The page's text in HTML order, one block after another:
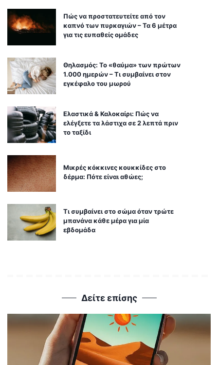
Πώς να προστατευτείτε από τον
καπνό των πυρκαγιών – Τα 6 μέτρα
για τις ευπαθείς ομάδες
Θηλασμός: Το «θαύμα» των πρώτων
1.000 ημερών – Τι συμβαίνει στον
εγκέφαλο του μωρού
Ελαστικά & Καλοκαίρι: Πώς να
ελέγξετε τα λάστιχα σε 2 λεπτά πριν
το ταξίδι
Μικρές κόκκινες κουκκίδες στο
δέρμα: Πότε είναι αθώες;
Τι συμβαίνει στο σώμα όταν τρώτε
μπανάνα κάθε μέρα για μία
εβδομάδα
Δείτε επίσης